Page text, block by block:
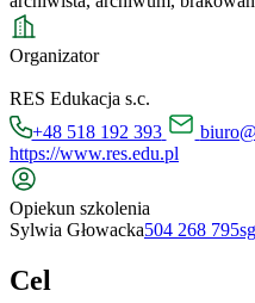
Organizator
RES Edukacja s.c.
+48 518 192 393
https://www.res.edu.pl
Opiekun szkolenia
Sylwia Głowacka504 268 795
Cel